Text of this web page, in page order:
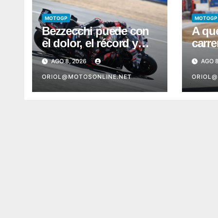
MOTOGP
Bezzecchi puede con
el dolor, el récord y
con todos
AGO 8, 2026
ORIOL@MOTOSONLINE.NET
MOTOGP
A
AGO